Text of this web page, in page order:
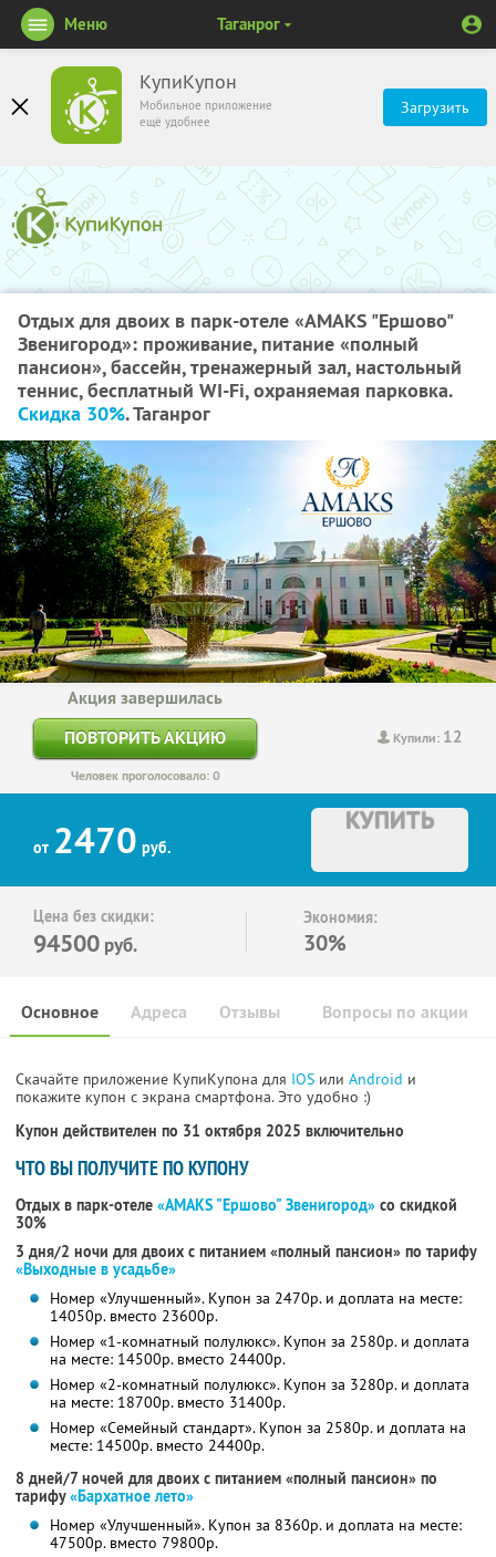
КупиКупон
Мобильное приложение
ещё удобнее
Загрузить
Меню Таганрог
Отдых для двоих в парк-отеле «AMAKS "Ершово"
Звенигород»: проживание, питание «полный
пансион», бассейн, тренажерный зал, настольный
теннис, бесплатный WI-Fi, охраняемая парковка.
Скидка 30%. Таганрог
Купили: 12
Акция завершилась
ПОВТОРИТЬ АКЦИЮ
Человек проголосовало: 0
от 2470 руб.
КУПИТЬ
Цена без скидки:
94500 руб.
Экономия:
30%
Основное Отзывы Вопросы по акции
Адреса
Скачайте приложение КупиКупона для IOS или Android и
покажите купон с экрана смартфона. Это удобно :)
Купон действителен по 31 октября 2025 включительно
ЧТО ВЫ ПОЛУЧИТЕ ПО КУПОНУ
Отдых в парк-отеле «AMAKS "Ершово" Звенигород» со скидкой
30%
3 дня/2 ночи для двоих с питанием «полный пансион» по тарифу
«Выходные в усадьбе»
Номер «Улучшенный». Купон за 2470р. и доплата на месте:
14050р. вместо 23600р.
Номер «1-комнатный полулюкс». Купон за 2580р. и доплата
на месте: 14500р. вместо 24400р.
Номер «2-комнатный полулюкс». Купон за 3280р. и доплата
на месте: 18700р. вместо 31400р.
Номер «Семейный стандарт». Купон за 2580р. и доплата на
месте: 14500р. вместо 24400р.
8 дней/7 ночей для двоих с питанием «полный пансион» по
тарифу«Бархатное лето»
Номер «Улучшенный». Купон за 8360р. и доплата на месте:
47500р. вместо 79800р.